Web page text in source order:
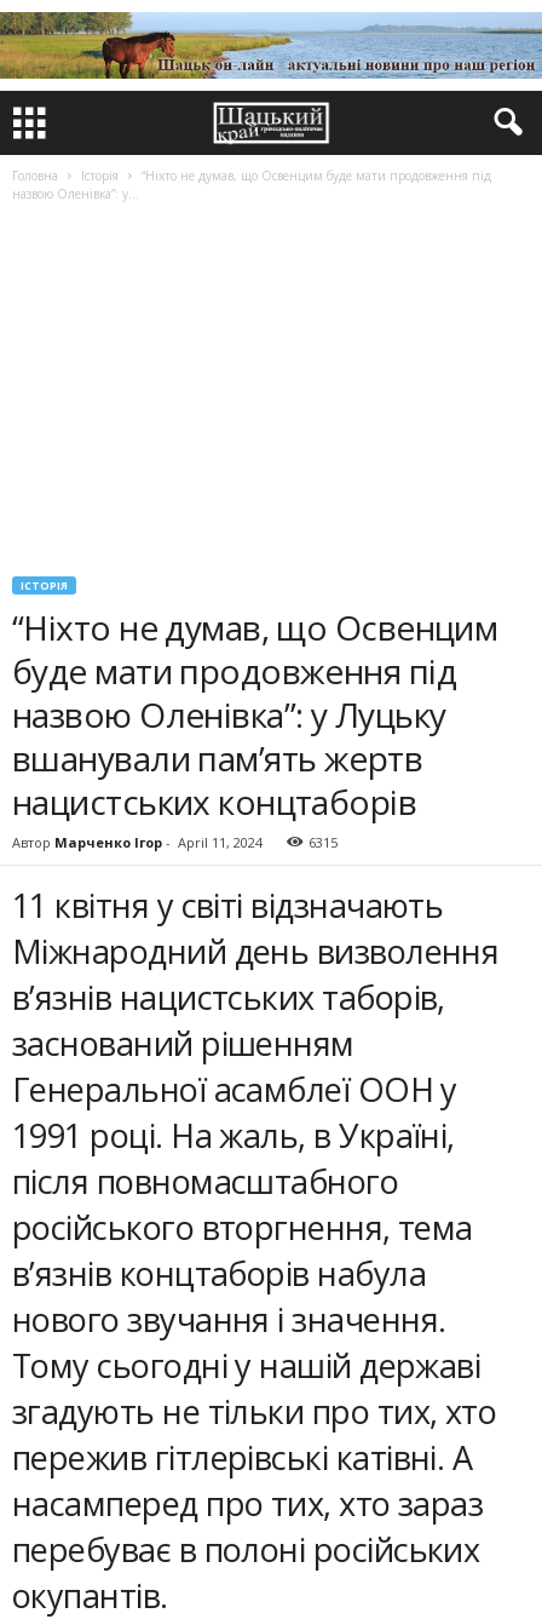
Головна Історія
“Ніхто не думав, що Освенцим буде мати продовження під
назвою Оленівка”: у...
ІСТОРІЯ
“Ніхто не думав, що Освенцим
буде мати продовження під
назвою Оленівка”: у Луцьку
вшанували пам’ять жертв
нацистських концтаборів
Автор Марченко Ігор - April 11, 2024 6315
11 квітня у світі відзначають
Міжнародний день визволення
в’язнів нацистських таборів,
заснований рішенням
Генеральної асамблеї ООН у
1991 році. На жаль, в Україні,
після повномасштабного
російського вторгнення, тема
в’язнів концтаборів набула
нового звучання і значення.
Тому сьогодні у нашій державі
згадують не тільки про тих, хто
пережив гітлерівські катівні. А
насамперед про тих, хто зараз
перебуває в полоні російських
окупантів.